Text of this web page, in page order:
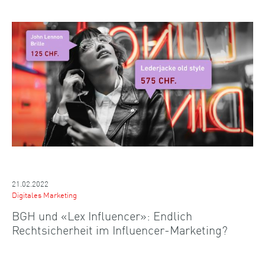
21.02.2022
Digitales Marketing
BGH und «Lex Influencer»: Endlich
Rechtsicherheit im Influencer-Marketing?